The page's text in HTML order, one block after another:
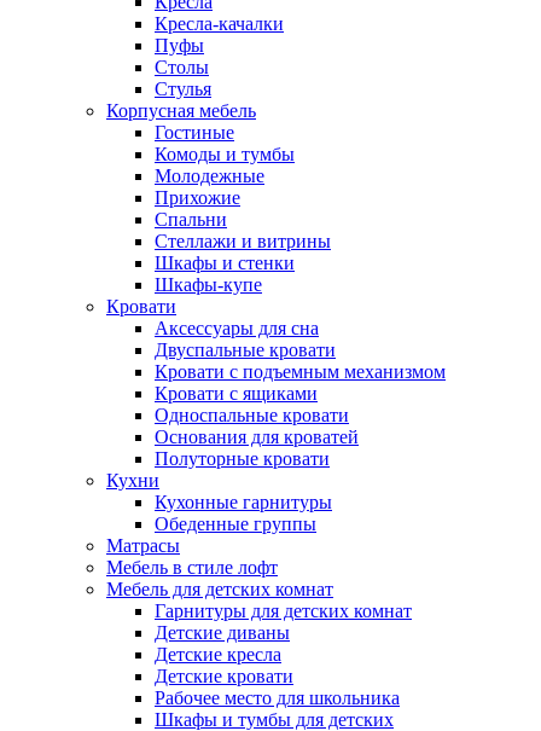
Кресла-качалки
Пуфы
Столы
Стулья
Корпусная мебель
Гостиные
Комоды и тумбы
Молодежные
Прихожие
Спальни
Стеллажи и витрины
Шкафы и стенки
Шкафы-купе
Кровати
Аксессуары для сна
Двуспальные кровати
Кровати с подъемным механизмом
Кровати с ящиками
Односпальные кровати
Основания для кроватей
Полуторные кровати
Кухни
Кухонные гарнитуры
Обеденные группы
Матрасы
Мебель в стиле лофт
Мебель для детских комнат
Гарнитуры для детских комнат
Детские диваны
Детские кресла
Детские кровати
Рабочее место для школьника
Шкафы и тумбы для детских